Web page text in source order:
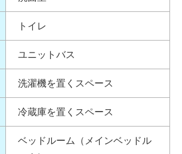
トイレ
ユニットバス
洗濯機を置くスペース
冷蔵庫を置くスペース
ベッドルーム（メインベッドル